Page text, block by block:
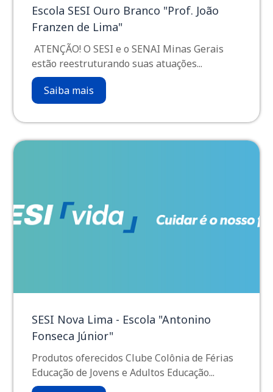
Escola SESI Ouro Branco "Prof. João
Franzen de Lima"
ATENÇÃO! O SESI e o SENAI Minas Gerais
estão reestruturando suas atuações...
Saiba mais
SESI Nova Lima - Escola "Antonino
Fonseca Júnior"
Produtos oferecidos Clube Colônia de Férias
Educação de Jovens e Adultos Educação...